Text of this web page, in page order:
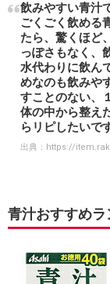
飲みやすい青汁
ごくごく飲める
たら、驚くほど
っぽさもなく、
水代わりに飲ん
めなのも飲みや
すことのない、
体の中から整え
らリピしたいで
出典： https://
青汁おすすめラ